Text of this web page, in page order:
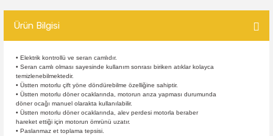
Ürün Bilgisi
• Elektrik kontrollü ve seran camlıdır.
• Seran camlı olması sayesinde kullanım sonrası biriken atıklar kolayca
temizlenebilmektedir.
• Üstten motorlu çift yöne döndürebilme özelliğine sahiptir.
• Üstten motorlu döner ocaklarında, motorun arıza yapması durumunda
döner ocağı manuel olarakta kullanılabilir.
• Üstten motorlu döner ocaklarında, alev perdesi motorla beraber
hareket ettiği için motorun ömrünü uzatır.
• Paslanmaz et toplama tepsisi.